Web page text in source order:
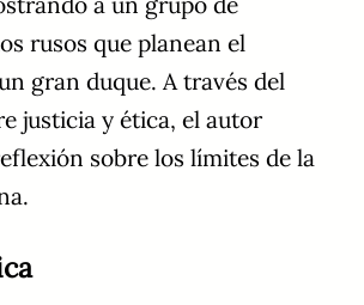
rusos que planean el
gran duque. A través del
justicia y ética, el autor
sobre los límites de la